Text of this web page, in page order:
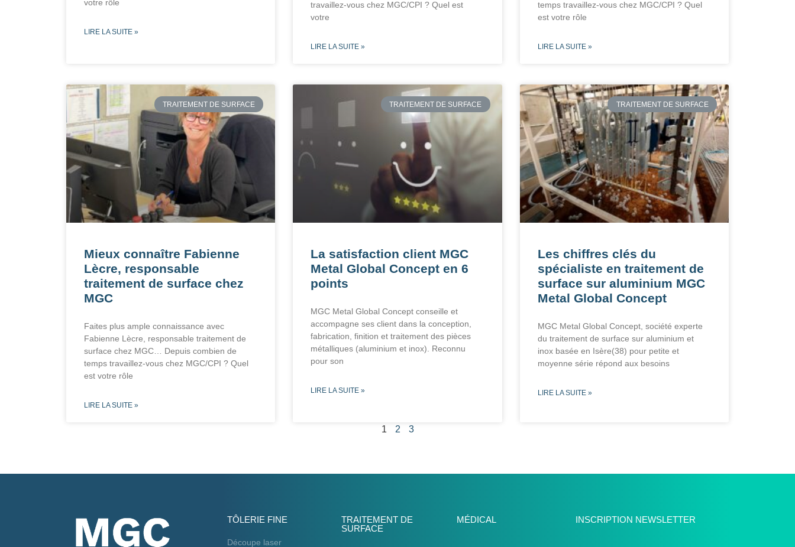
votre rôle
LIRE LA SUITE »
travaillez-vous chez MGC/CPI ? Quel est
votre
LIRE LA SUITE »
temps travaillez-vous chez MGC/CPI ? Quel
est votre rôle
LIRE LA SUITE »
TRAITEMENT DE SURFACE
Mieux connaître Fabienne
Lècre, responsable
traitement de surface chez
MGC
Faites plus ample connaissance avec
Fabienne Lècre, responsable traitement de
surface chez MGC… Depuis combien de
temps travaillez-vous chez MGC/CPI ? Quel
est votre rôle
LIRE LA SUITE »
TRAITEMENT DE SURFACE
La satisfaction client MGC
Metal Global Concept en 6
points
MGC Metal Global Concept conseille et
accompagne ses client dans la conception,
fabrication, finition et traitement des pièces
métalliques (aluminium et inox). Reconnu
pour son
LIRE LA SUITE »
TRAITEMENT DE SURFACE
Les chiffres clés du
spécialiste en traitement de
surface sur aluminium MGC
Metal Global Concept
MGC Metal Global Concept, société experte
du traitement de surface sur aluminium et
inox basée en Isère(38) pour petite et
moyenne série répond aux besoins
LIRE LA SUITE »
1 2 3
TÔLERIE FINE
Découpe laser
TRAITEMENT DE
SURFACE
MÉDICAL INSCRIPTION NEWSLETTER